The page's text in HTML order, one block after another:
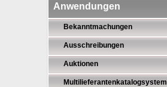
Anwendungen
Bekanntmachungen
Ausschreibungen
Auktionen
Multilieferantenkatalogsystem